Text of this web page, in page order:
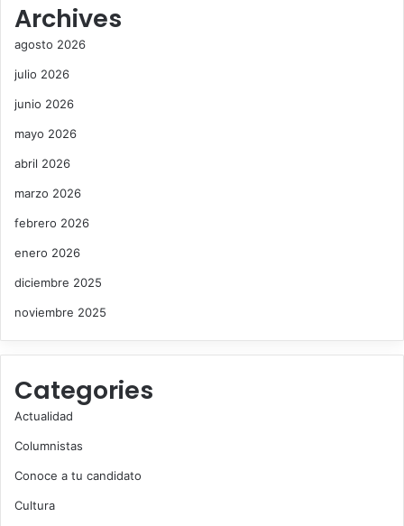
Archives
agosto 2026
julio 2026
junio 2026
mayo 2026
abril 2026
marzo 2026
febrero 2026
enero 2026
diciembre 2025
noviembre 2025
Categories
Actualidad
Columnistas
Conoce a tu candidato
Cultura